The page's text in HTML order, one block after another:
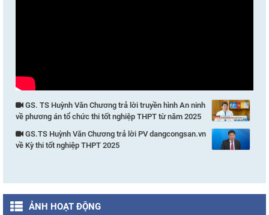
GS. TS Huỳnh Văn Chương trả lời truyền hình An ninh
về phương án tổ chức thi tốt nghiệp THPT từ năm 2025
GS.TS Huỳnh Văn Chương trả lời PV dangcongsan.vn
về Kỳ thi tốt nghiệp THPT 2025
ẢNH HOẠT ĐỘNG